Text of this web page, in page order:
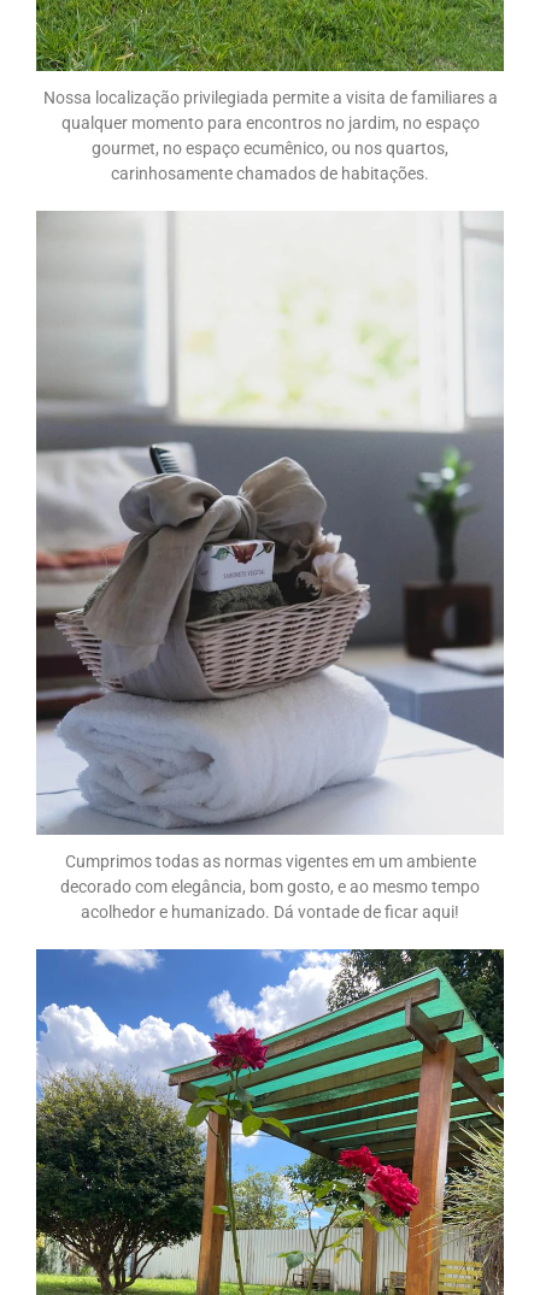
Nossa localização privilegiada permite a visita de familiares a
qualquer momento para encontros no jardim, no espaço
gourmet, no espaço ecumênico, ou nos quartos,
carinhosamente chamados de habitações.
Cumprimos todas as normas vigentes em um ambiente
decorado com elegância, bom gosto, e ao mesmo tempo
acolhedor e humanizado. Dá vontade de ficar aqui!